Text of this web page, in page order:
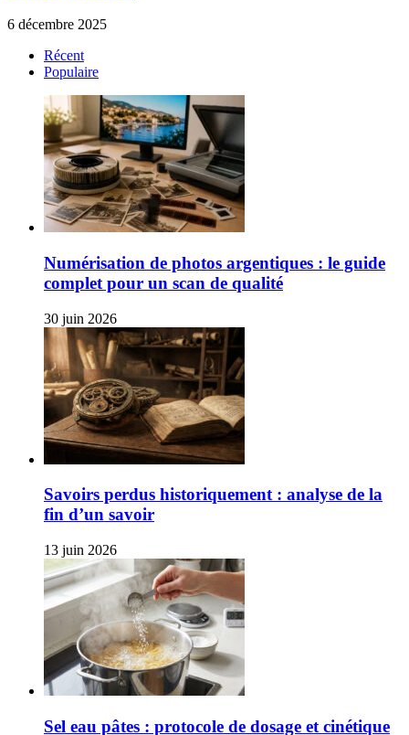
6 décembre 2025
Récent
Populaire
Numérisation de photos argentiques : le guide
complet pour un scan de qualité
30 juin 2026
Savoirs perdus historiquement : analyse de la
fin d’un savoir
13 juin 2026
Sel eau pâtes : protocole de dosage et cinétique